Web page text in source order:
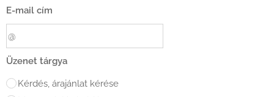
E-mail cím
Üzenet tárgya
Kérdés, árajánlat kérése